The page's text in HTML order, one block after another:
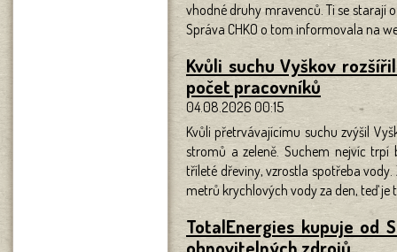
vhodné druhy mravenců. Ti se starají
Správa CHKO o tom informovala na
Kvůli suchu Vyškov
počet pracovníků
04.08.2026 00:15
Kvůli přetrvávajícímu suchu zvýšil
stromů a zeleně. Suchem nejvíc
tříleté dřeviny, vzrostla spotřeba
metrů krychlových vody za den, teď
TotalEnergies kupuje od